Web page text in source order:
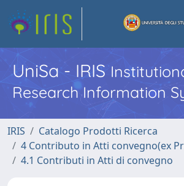
UniSa - IRIS
Research Information
IRIS
Catalogo Prodotti Ricerca
4 Contributo in Atti convegno(ex
4.1 Contributi in Atti di convegno